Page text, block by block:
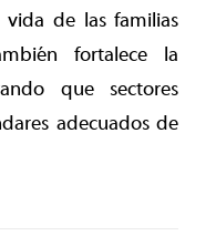
de las familias
fortalece la
que sectores
adecuados de